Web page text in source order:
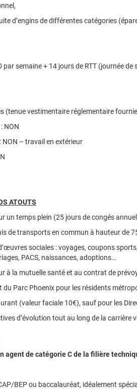
d’engins de différentes catégories
par semaine + 14 jours de RTT (journée de
(tenue vestimentaire réglementaire
NON
NON – travail en extérieur
ATOUTS
un temps plein (25 jours de congés
de transports en commun à hauteur de
sociales : voyages, coupons
PACS, naissances, adoptions…
à la mutuelle santé et au contrat de
du Parc Phoenix pour les résidents
(valeur faciale 10€), sauf pour les
d’évolution tout au long de la carrière
agent de catégorie C de la filière
BEP ou baccalauréat, idéalement